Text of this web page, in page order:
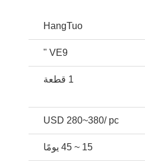
HangTuo
VE9 "
1 قطعة
USD 280~380/ pc
15 ~ 45 يومًا